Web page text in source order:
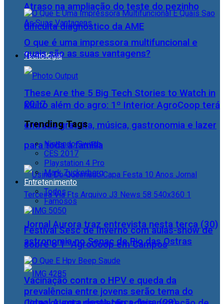
Atraso na ampliação do teste do pezinho
dificulta diagnóstico da AME
Tecnologia
Muito além do agro: 1º Interior AgroCoop terá
entrada gratuita, música, gastronomia e lazer
para toda a família
Jornal Aurora traz entrevista nesta terça (30)
sobre o 1° AgroCoop em Campos
O que é uma impressora multifuncional e
quais são as suas vantagens?
These Are the 5 Big Tech Stories to Watch in
2017
Trending Tags
Nintendo Switch
CES 2017
Playstation 4 Pro
Mark Zuckerberg
Entretenimento
Todos
Famosos
Festival Sesc de Inverno com aulas-show de
astronomia no Senac de Rio das Ostras
Vacinação contra o HPV e queda da
prevalência entre jovens serão tema do